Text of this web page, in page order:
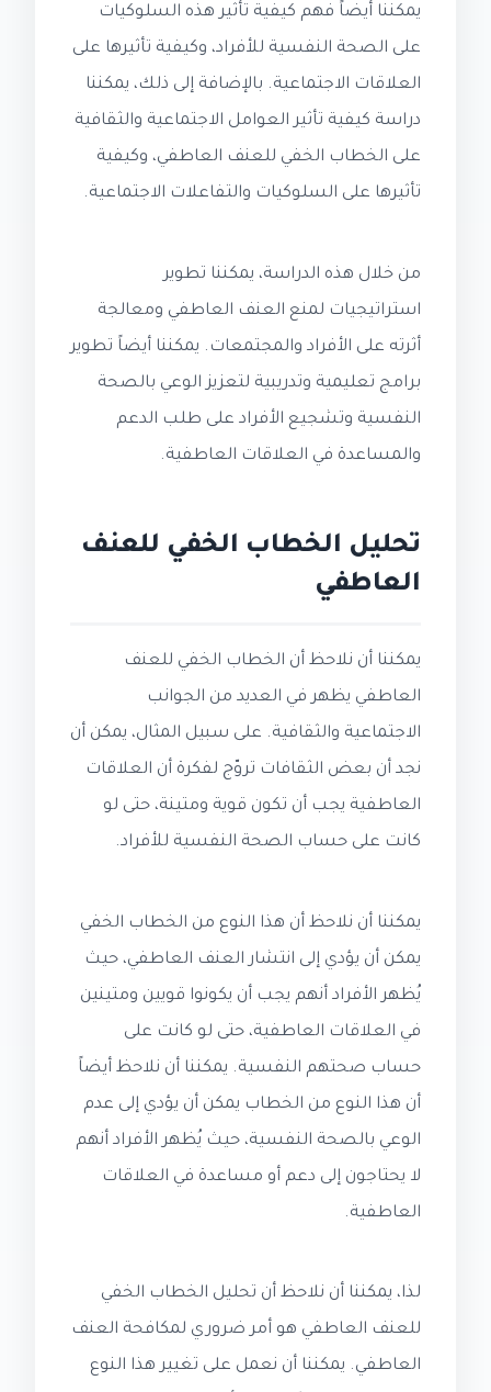
يمكننا أيضاً فهم كيفية تأثير هذه السلوكيات
على الصحة النفسية للأفراد، وكيفية تأثيرها على
العلاقات الاجتماعية. بالإضافة إلى ذلك، يمكننا
دراسة كيفية تأثير العوامل الاجتماعية والثقافية
على الخطاب الخفي للعنف العاطفي، وكيفية
تأثيرها على السلوكيات والتفاعلات الاجتماعية.
من خلال هذه الدراسة، يمكننا تطوير
استراتيجيات لمنع العنف العاطفي ومعالجة
أثرته على الأفراد والمجتمعات. يمكننا أيضاً تطوير
برامج تعليمية وتدريبية لتعزيز الوعي بالصحة
النفسية وتشجيع الأفراد على طلب الدعم
والمساعدة في العلاقات العاطفية.
تحليل الخطاب الخفي للعنف
العاطفي
يمكننا أن نلاحظ أن الخطاب الخفي للعنف
العاطفي يظهر في العديد من الجوانب
الاجتماعية والثقافية. على سبيل المثال، يمكن أن
نجد أن بعض الثقافات تروّج لفكرة أن العلاقات
العاطفية يجب أن تكون قوية ومتينة، حتى لو
كانت على حساب الصحة النفسية للأفراد.
يمكننا أن نلاحظ أن هذا النوع من الخطاب الخفي
يمكن أن يؤدي إلى انتشار العنف العاطفي، حيث
يُظهر الأفراد أنهم يجب أن يكونوا قويين ومتينين
في العلاقات العاطفية، حتى لو كانت على
حساب صحتهم النفسية. يمكننا أن نلاحظ أيضاً
أن هذا النوع من الخطاب يمكن أن يؤدي إلى عدم
الوعي بالصحة النفسية، حيث يُظهر الأفراد أنهم
لا يحتاجون إلى دعم أو مساعدة في العلاقات
العاطفية.
لذا، يمكننا أن نلاحظ أن تحليل الخطاب الخفي
للعنف العاطفي هو أمر ضروري لمكافحة العنف
العاطفي. يمكننا أن نعمل على تغيير هذا النوع